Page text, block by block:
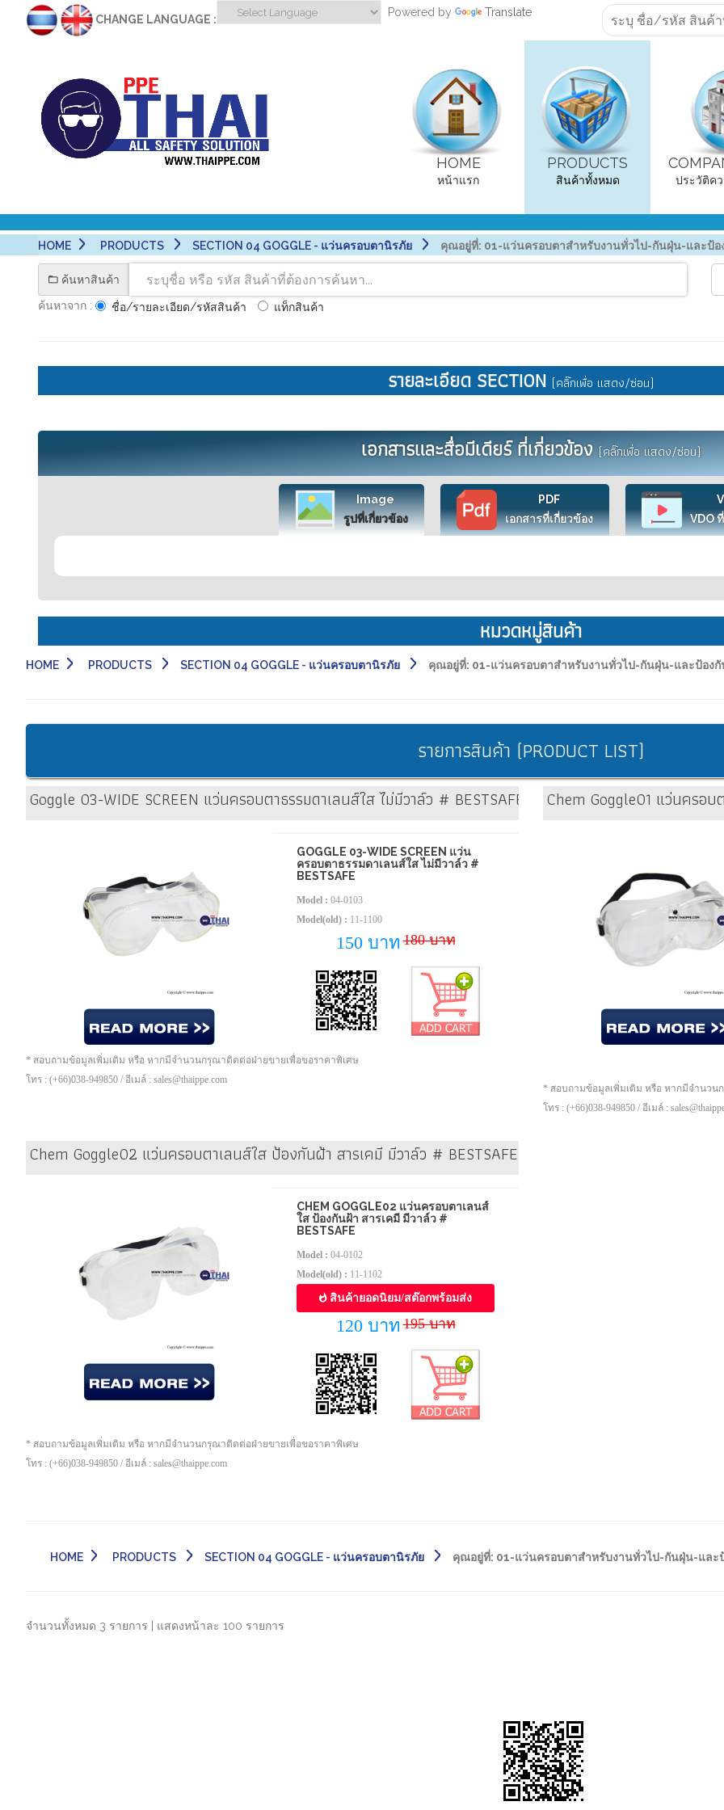
CHANGE LANGUAGE :
Powered by Translate
HOME
หน้าแรก
PRODUCTS
สินค้าทั้งหมด ประวัติค
HOME PRODUCTS SECTION 04 GOGGLE - แว่นครอบตานิรภัย คุณอยู่ที่: 01-แว่นครอบตาสำหรับงานทั่วไป-กันฝุ่น-และป้อ
ค้นหาสินค้า
ค้นหาจาก :
ชื่อ/รายละเอียด/รหัสสินค้า แท็กสินค้า
รายละเอียด SECTION (คลิ๊กเพื่อ แสดง/ซ่อน)
เอกสารและสื่อมีเดียร์ ที่เกี่ยวข้อง(คลิ๊กเพื่อ แสดง/ซ่อน)
Image
รูปที่เกี่ยวข้อง
PDF
เอกสารที่เกี่ยวข้อง
VDO
หมวดหมู่สินค้า
HOME PRODUCTS SECTION 04 GOGGLE - แว่นครอบตานิรภัย คุณอยู่ที่: 01-แว่นครอบตาสำหรับงานทั่วไป-กันฝุ่น-และป้องกั
รายการสินค้า (PRODUCT LIST)
Goggle 03-WIDE SCREEN แว่นครอบตาธรรมดาเลนส์ใส ไม่มีวาล์ว # BESTSAFE
GOGGLE 03-WIDE SCREEN แว่น
ครอบตาธรรมดาเลนส์ใส ไม่มีวาล์ว #
BESTSAFE
Model : 04-0103
Model(old) : 11-1100
150 บาท 180 บาท
* สอบถามข้อมูลเพิ่มเติม หรือ หากมีจำนวนกรุณาติดต่อฝ่ายขายเพื่อขอราคาพิเศษ
โทร : (+66)038-949850 / อีเมล์ : sales@thaippe.com
Chem Goggle01 แว่นครอบ
* สอบถามข้อมูลเพิ่มเติม หรือ หากมีจำนวน
โทร : (+66)038-949850 / อีเมล์ :
Chem Goggle02 แว่นครอบตาเลนส์ใส ป้องกันฝ้า สารเคมี มีวาล์ว # BESTSAFE
CHEM GOGGLE02 แว่นครอบตาเลนส์
ใส ป้องกันฝ้า สารเคมี มีวาล์ว #
BESTSAFE
Model : 04-0102
Model(old) : 11-1102
สินค้ายอดนิยม/สต๊อกพร้อมส่ง
120 บาท 195 บาท
* สอบถามข้อมูลเพิ่มเติม หรือ หากมีจำนวนกรุณาติดต่อฝ่ายขายเพื่อขอราคาพิเศษ
โทร : (+66)038-949850 / อีเมล์ : sales@thaippe.com
HOME PRODUCTS SECTION 04 GOGGLE - แว่นครอบตานิรภัย คุณอยู่ที่: 01-แว่นครอบตาสำหรับงานทั่วไป-กันฝุ่น-และป้
จำนวนทั้งหมด 3 รายการ | แสดงหน้าละ 100 รายการ